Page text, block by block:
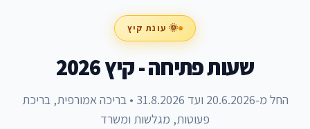
🌞 עונת קיץ
שעות פתיחה - קיץ 2026
החל מ-20.6.2026 ועד 31.8.2026 • בריכה אמורפית, בריכת
פעוטות, מגלשות ומשרד